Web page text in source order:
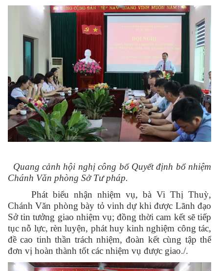
Quang cảnh hội nghị công bố Quyết định bổ nhiệm
Chánh Văn phòng Sở Tư pháp.
Phát biểu nhận nhiệm vụ, bà Vi Thị Thuỳ,
Chánh Văn phòng bày tỏ vinh dự khi được Lãnh đạo
Sở tin tưởng giao nhiệm vụ; đồng thời cam kết sẽ tiếp
tục nỗ lực, rèn luyện, phát huy kinh nghiệm công tác,
đề cao tinh thần trách nhiệm, đoàn kết cùng tập thể
đơn vị hoàn thành tốt các nhiệm vụ được giao./.